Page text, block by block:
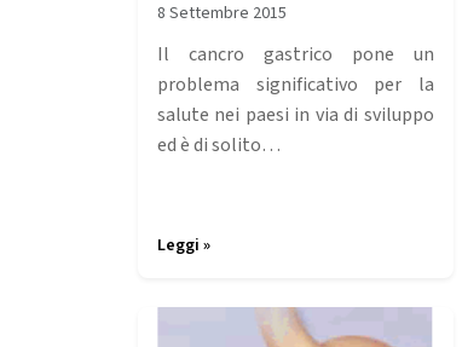
8 Settembre 2015
Il cancro gastrico pone un
problema significativo per la
salute nei paesi in via di sviluppo
ed è di solito…
Leggi »